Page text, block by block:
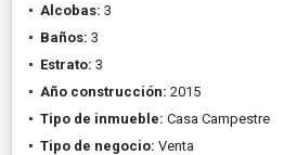
Alcobas: 3
Baños: 3
Estrato: 3
Año construcción: 2015
Tipo de inmueble: Casa Campestre
Tipo de negocio: Venta